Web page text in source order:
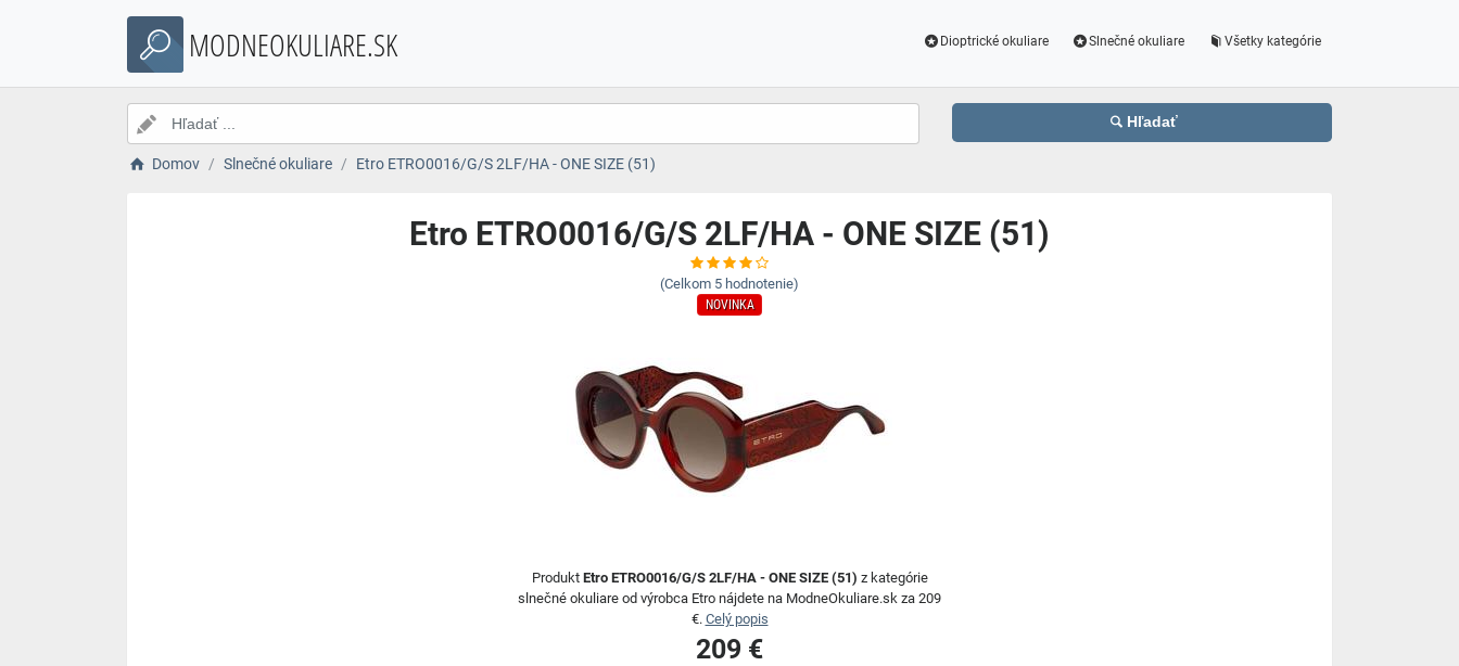
MODNEOKULIARE.SK Dioptrické okuliare Slnečné okuliare Všetky kategórie
Hľadať
Domov Slnečné okuliare Etro ETRO0016/G/S 2LF/HA - ONE SIZE (51)
Etro ETRO0016/G/S 2LF/HA - ONE SIZE (51)
(Celkom 5 hodnotenie)
NOVINKA
Produkt Etro ETRO0016/G/S 2LF/HA - ONE SIZE (51) z kategórie
slnečné okuliare od výrobca Etro nájdete na ModneOkuliare.sk za 209
€. Celý popis
209 €